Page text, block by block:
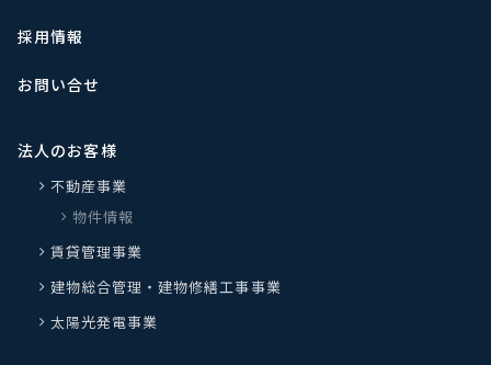
採用情報
お問い合せ
法人のお客様
不動産事業
物件情報
賃貸管理事業
建物総合管理・建物修繕工事事業
太陽光発電事業